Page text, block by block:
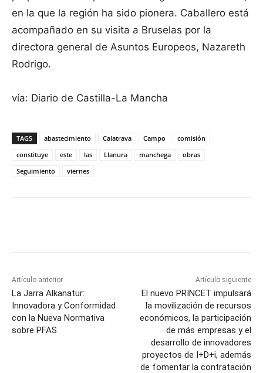
en la que la región ha sido pionera. Caballero está
acompañado en su visita a Bruselas por la
directora general de Asuntos Europeos, Nazareth
Rodrigo.
vía: Diario de Castilla-La Mancha
TAGS abastecimiento Calatrava Campo
comisión
constituye
este las Llanura manchega
obras
Seguimiento
viernes
Artículo anterior
La Jarra Alkanatur:
Innovadora y Conformidad
con la Nueva Normativa
sobre PFAS
Artículo siguiente
El nuevo PRINCET impulsará
la movilización de recursos
económicos, la participación
de más empresas y el
desarrollo de innovadores
proyectos de I+D+i, además
de fomentar la contratación